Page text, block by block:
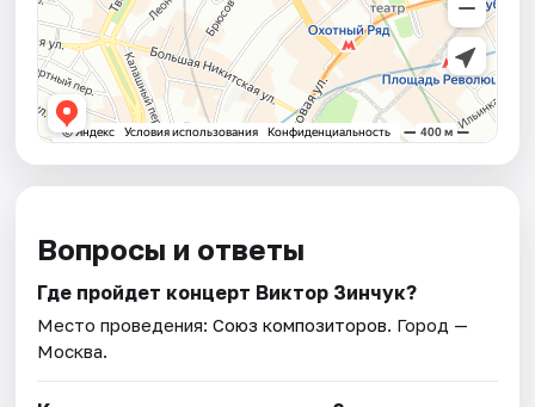
Вопросы и ответы
Где пройдет концерт Виктор Зинчук?
Место проведения:Союз композиторов. Город —
Москва.